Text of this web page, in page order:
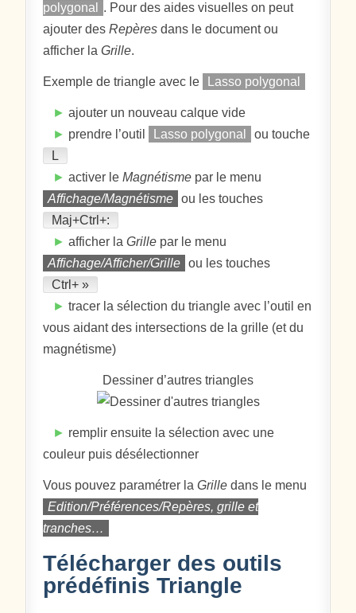
polygonal
. Pour des aides visuelles on peut
ajouter desRepères dans le document ou
afficher laGrille.
Exemple de triangle avec le Lasso polygonal
► ajouter un nouveau calque vide
► prendre l’outil Lasso polygonal
ou touche
L
► activer leMagnétisme par le menu
Affichage/Magnétisme ou les touches
Maj+Ctrl+:
► afficher laGrille par le menu
Affichage/Afficher/Grille ou les touches
Ctrl+ »
► tracer la sélection du triangle avec l’outil en
vous aidant des intersections de la grille (et du
magnétisme)
Dessiner d’autres triangles
► remplir ensuite la sélection avec une
couleur puis désélectionner
Vous pouvez paramétrer laGrille dans le menu
Edition/Préférences/Repères, grille et
tranches…
Télécharger des outils
prédéfinis Triangle